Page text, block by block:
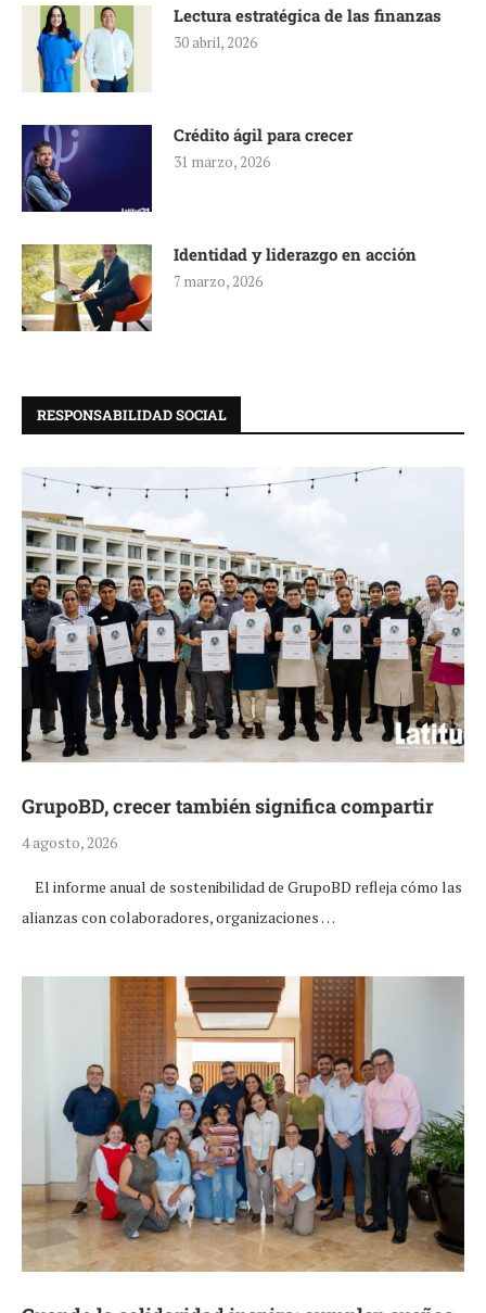
Lectura estratégica de las finanzas
30 abril, 2026
Crédito ágil para crecer
31 marzo, 2026
Identidad y liderazgo en acción
7 marzo, 2026
RESPONSABILIDAD SOCIAL
GrupoBD, crecer también significa compartir
4 agosto, 2026
El informe anual de sostenibilidad de GrupoBD refleja cómo las
alianzas con colaboradores, organizaciones …